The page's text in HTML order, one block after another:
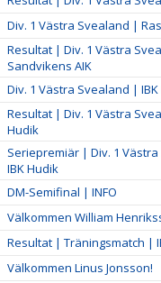
Div. 1 Västra Svealand |
Resultat | Div. 1 Västra
Sandvikens AIK
Div. 1 Västra Svealand |
Resultat | Div. 1 Västra
Hudik
Seriepremiär | Div. 1
IBK Hudik
DM-Semifinal | INFO
Välkommen William
Resultat | Träningsmatch |
Välkommen Linus Jonsson!